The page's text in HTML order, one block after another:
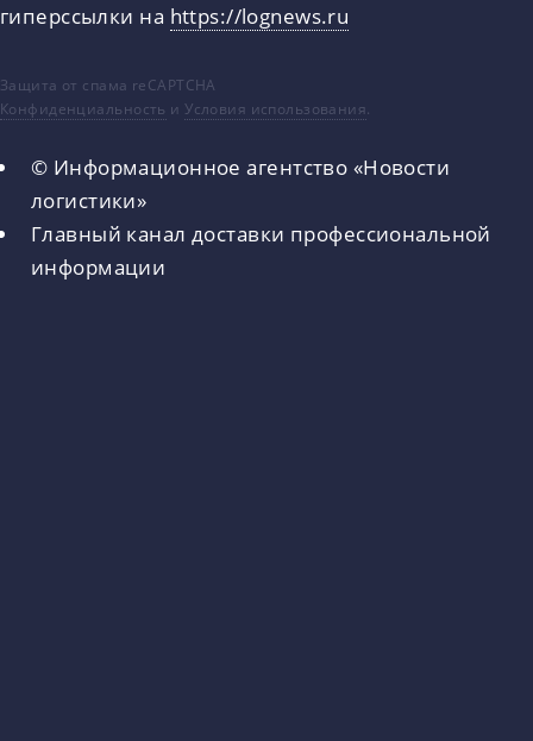
гиперссылки на https://lognews.ru
Защита от спама reCAPTCHA
Конфиденциальность иУсловия использования.
© Информационное агентство «Новости
логистики»
Главный канал доставки профессиональной
информации